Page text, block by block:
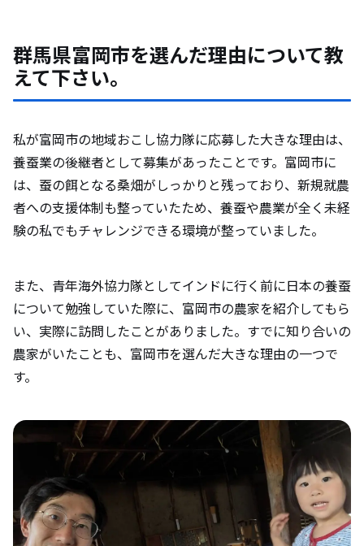
群馬県富岡市を選んだ理由について教
えて下さい。
私が富岡市の地域おこし協力隊に応募した大きな理由は、
養蚕業の後継者として募集があったことです。富岡市に
は、蚕の餌となる桑畑がしっかりと残っており、新規就農
者への支援体制も整っていたため、養蚕や農業が全く未経
験の私でもチャレンジできる環境が整っていました。
また、青年海外協力隊としてインドに行く前に日本の養蚕
について勉強していた際に、富岡市の農家を紹介してもら
い、実際に訪問したことがありました。すでに知り合いの
農家がいたことも、富岡市を選んだ大きな理由の一つで
す。